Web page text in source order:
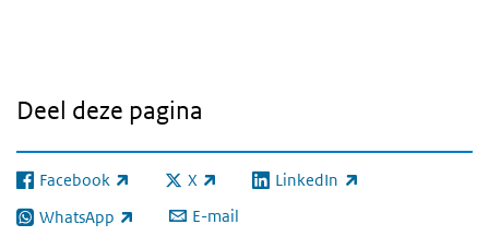
Deel deze pagina
Facebook
(externe link) X
(externe link) LinkedIn
(externe link)
WhatsApp
(externe link) E-mail